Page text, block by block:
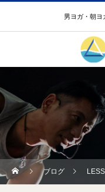
男ヨガ・朝ヨ
ブログ